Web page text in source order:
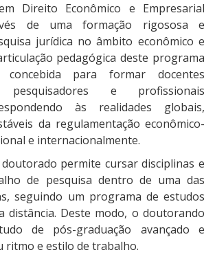
Direito Econômico e Empresarial
de uma formação rigososa e
jurídica no âmbito econômico e
pedagógica deste programa
concebida para formar docentes
pesquisadores e profissionais
às realidades globais,
da regulamentação econômico-
e internacionalmente.
permite cursar disciplinas e
de pesquisa dentro de uma das
seguindo um programa de estudos
distância. Deste modo, o doutorando
de pós-graduação avançado e
ritmo e estilo de trabalho.